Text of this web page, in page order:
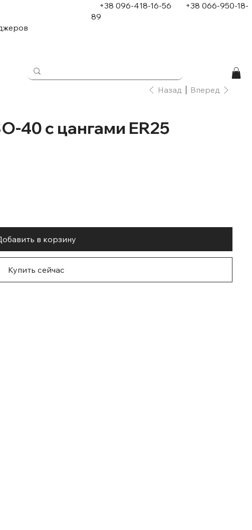
+38 096-418-16-56 +38 066-950-18-
89
Назад Вперед
40 с цангами ER25
в корзину
Купить сейчас